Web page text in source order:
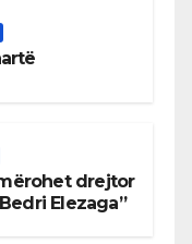
drejtor
Elezaga”